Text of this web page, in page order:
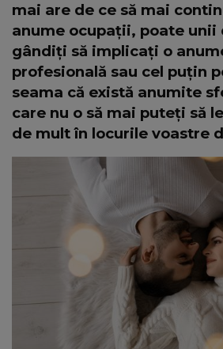
mai are de ce să mai
anume ocupații, poate unii
gândiți să implicați o
profesională sau cel puțin
seama că există anumite
care nu o să mai puteți să
de mult în locurile voastre